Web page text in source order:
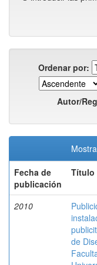
Ordenar por:
Autor/
Fecha de
publicación
Título
2010
de